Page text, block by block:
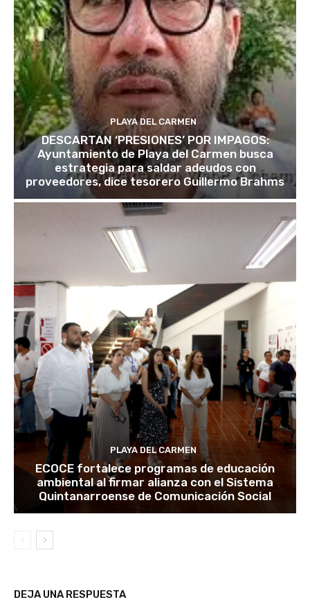
PLAYA DEL CARMEN
DESCARTAN ‘PRESIONES’ POR IMPAGOS:
Ayuntamiento de Playa del Carmen busca
estrategia para saldar adeudos con
proveedores, dice tesorero Guillermo Brahms
PLAYA DEL CARMEN
ECOCE fortalece programas de educación
ambiental al firmar alianza con el Sistema
Quintanarroense de Comunicación Social
DEJA UNA RESPUESTA